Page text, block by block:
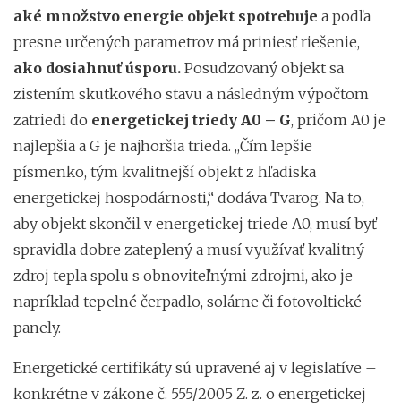
aké množstvo energie objekt spotrebuje a podľa
presne určených parametrov má priniesť riešenie,
ako dosiahnuť úsporu. Posudzovaný objekt sa
zistením skutkového stavu a následným výpočtom
zatriedi do energetickej triedy A0 – G, pričom A0 je
najlepšia a G je najhoršia trieda. ,,Čím lepšie
písmenko, tým kvalitnejší objekt z hľadiska
energetickej hospodárnosti,“ dodáva Tvarog. Na to,
aby objekt skončil v energetickej triede A0, musí byť
spravidla dobre zateplený a musí využívať kvalitný
zdroj tepla spolu s obnoviteľnými zdrojmi, ako je
napríklad tepelné čerpadlo, solárne či fotovoltické
panely.
Energetické certifikáty sú upravené aj v legislatíve –
konkrétne v zákone č. 555/2005 Z. z. o energetickej